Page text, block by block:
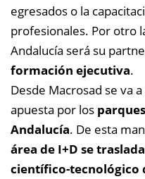
egresados o la
profesionales. Por otro
Andalucía será su
formación ejecutiva.
Desde Macrosad se va
apuesta por los
Andalucía. De esta
área de I+D se
científico-tecnológico